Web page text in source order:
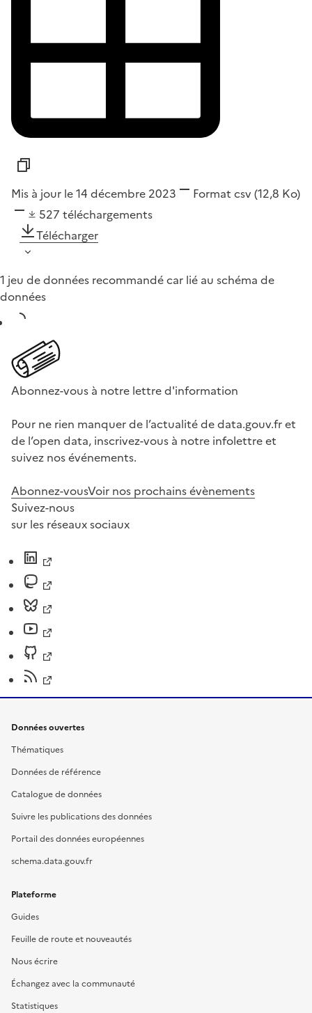
Mis à jour le 14 décembre 2023 Format csv(12,8 Ko)
527 téléchargements
Télécharger
1 jeu de données recommandé car lié au schéma de
données
Abonnez-vous à notre lettre d'information
Pour ne rien manquer de l’actualité de data.gouv.fr et
de l’open data, inscrivez-vous à notre infolettre et
suivez nos événements.
Abonnez-vousVoir nos prochains évènements
Suivez-nous
sur les réseaux sociaux
Données ouvertes
Thématiques
Données de référence
Catalogue de données
Suivre les publications des données
Portail des données européennes
schema.data.gouv.fr
Plateforme
Guides
Feuille de route et nouveautés
Nous écrire
Échangez avec la communauté
Statistiques